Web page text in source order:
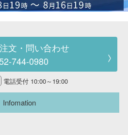
文・問い合わせ
744-0980
電話受付 10:00～19:00
Infomation